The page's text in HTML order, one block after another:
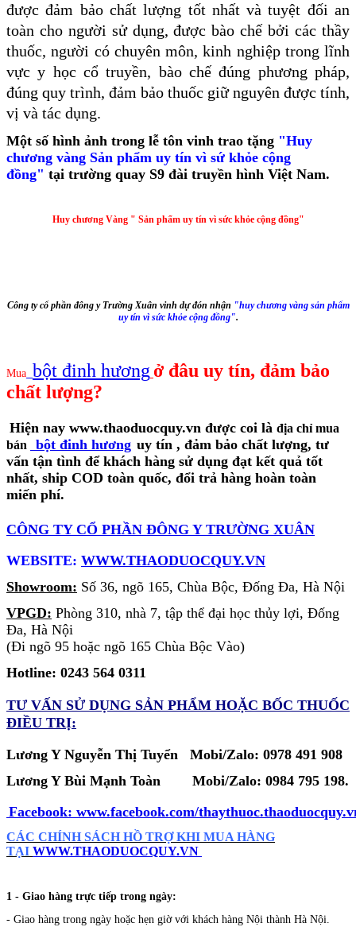
được đảm bảo chất lượng tốt nhất và tuyệt đối an
toàn cho người sử dụng, được bào chế bởi các thầy
thuốc, người có chuyên môn, kinh nghiệp trong lĩnh
vực y học cổ truyền, bào chế đúng phương pháp,
đúng quy trình, đảm bảo thuốc giữ nguyên được tính,
vị và tác dụng.
Một số hình ảnh trong lễ tôn vinh trao tặng "Huy
chương vàng Sản phẩm uy tín vì sứ khỏe cộng
đồng" tại trường quay S9 đài truyền hình Việt Nam.
Huy chương Vàng " Sản phẩm uy tín vì sức khỏe cộng đồng"
Công ty cổ phần đông y Trường Xuân vinh dự đón nhận "huy chương vàng sản phẩm
uy tín vì sức khỏe cộng đồng".
Mua bột đinh hương ở đâu uy tín, đảm bảo
chất lượng?
Hiện nay www.thaoduocquy.vn được coi là địa chỉ mua
bán
bột đinh hương uy tín , đảm bảo chất lượng, tư
vấn tận tình để khách hàng sử dụng đạt kết quả tốt
nhất, ship COD toàn quốc, đổi trả hàng hoàn toàn
miến phí.
CÔNG TY CỔ PHẦN ĐÔNG Y TRƯỜNG XUÂN
WEBSITE: WWW.THAODUOCQUY.VN
Showroom: Số 36, ngõ 165, Chùa Bộc, Đống Đa, Hà Nội
VPGD: Phòng 310, nhà 7, tập thể đại học thủy lợi, Đống
Đa, Hà Nội
(Đi ngõ 95 hoặc ngõ 165 Chùa Bộc Vào)
Hotline: 0243 564 0311
TƯ VẤN SỬ DỤNG SẢN PHẨM HOẶC BỐC THUỐC
ĐIỀU TRỊ:
Lương Y Nguyễn Thị Tuyển Mobi/Zalo: 0978 491 908
Lương Y Bùi Mạnh Toàn Mobi/Zalo: 0984 795 198.
Facebook: www.facebook.com/
CÁC CHÍNH SÁCH HỒ TRỢ KHI MUA HÀNG
TẠI WWW.THAODUOCQUY.VN
1 - Giao hàng trực tiếp trong ngày:
- Giao hàng trong ngày hoặc hẹn giờ với khách hàng Nội thành Hà Nội.